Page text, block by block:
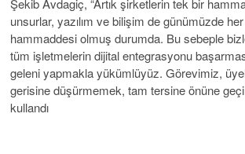
unsurlar, yazılım ve bilişim de günümüzde
hammaddesi olmuş durumda. Bu sebeple
tüm işletmelerin dijital entegrasyonu
geleni yapmakla yükümlüyüz. Görevimiz,
gerisine düşürmemek, tam tersine önüne
kullandı